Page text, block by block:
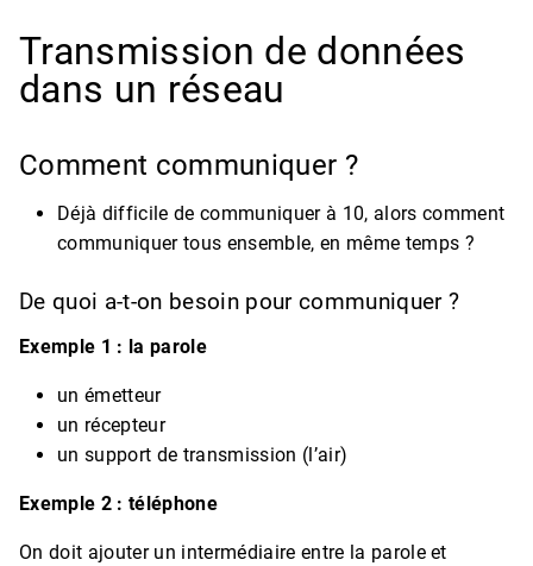
Transmission de données
dans un réseau
Comment communiquer ?
Déjà difficile de communiquer à 10, alors comment
communiquer tous ensemble, en même temps ?
De quoi a-t-on besoin pour communiquer ?
Exemple 1 : la parole
un émetteur
un récepteur
un support de transmission (l’air)
Exemple 2 : téléphone
On doit ajouter un intermédiaire entre la parole et